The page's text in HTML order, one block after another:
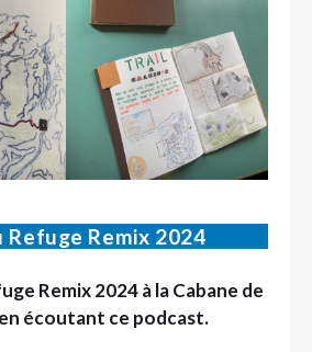
Refuge Remix 2024
Remix 2024 à la Cabane de
écoutant ce podcast.